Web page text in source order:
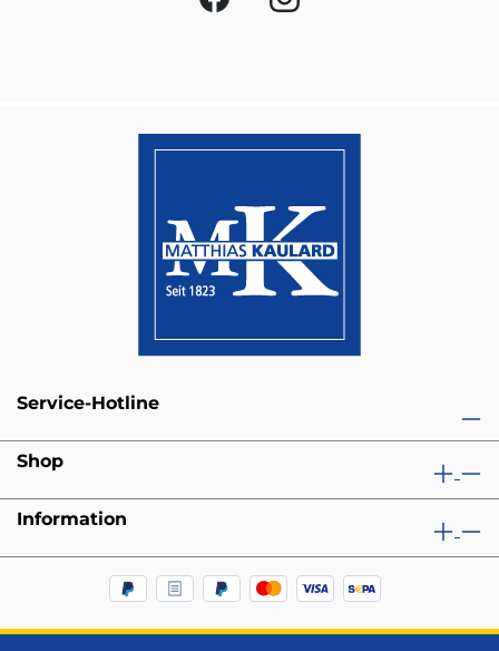
Service-Hotline
Shop
Information